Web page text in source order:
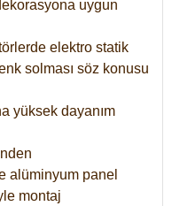
uygun
elektro statik
solması söz konusu
yüksek dayanım
alüminyum panel
montaj